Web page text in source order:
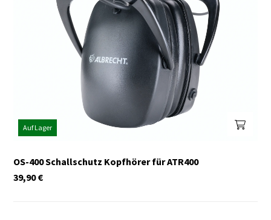
Auf Lager
OS-400 Schallschutz Kopfhörer für ATR400
€
39,90